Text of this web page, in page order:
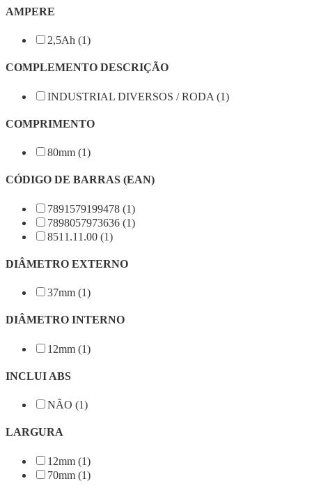
AMPERE
2,5Ah (1)
COMPLEMENTO DESCRIÇÃO
INDUSTRIAL DIVERSOS / RODA (1)
COMPRIMENTO
80mm (1)
CÓDIGO DE BARRAS (EAN)
7891579199478 (1)
7898057973636 (1)
8511.11.00 (1)
DIÂMETRO EXTERNO
37mm (1)
DIÂMETRO INTERNO
12mm (1)
INCLUI ABS
NÃO (1)
LARGURA
12mm (1)
70mm (1)